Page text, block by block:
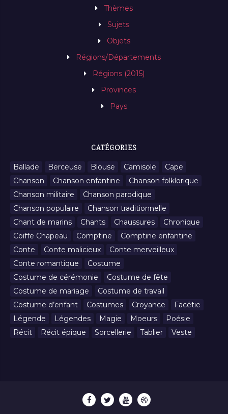
Thèmes
Sujets
Objets
Régions/Départements
Régions (2015)
Provinces
Pays
CATÉGORIES
Ballade Berceuse Blouse Camisole
Cape
Chanson
Chanson enfantine
Chanson folklorique
Chanson militaire
Chanson parodique
Chanson populaire
Chanson traditionnelle
Chant de marins
Chants Chaussures
Chronique
Coiffe Chapeau
Comptine
Comptine enfantine
Conte
Conte malicieux
Conte merveilleux
Conte romantique
Costume
Costume de cérémonie
Costume de fête
Costume de mariage
Costume de travail
Costume d’enfant
Costumes Croyance
Facétie
Légende
Légendes Magie Moeurs
Poésie
Récit
Récit épique Sorcellerie Tablier Veste